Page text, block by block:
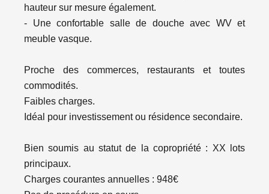
hauteur sur mesure également.
- Une confortable salle de douche avec WV et
meuble vasque.
Proche des commerces, restaurants et toutes
commodités.
Faibles charges.
Idéal pour investissement ou résidence secondaire.
Bien soumis au statut de la copropriété : XX lots
principaux.
Charges courantes annuelles : 948€